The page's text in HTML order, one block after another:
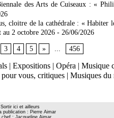
des Arts de Cuiseaux : «
cloitre de la cathédrale : « Habiter
2 octobre 2026 - 26/06/2026
3 4 5 » ... 456
| Expositions | Opéra | Musique
pour vous, critiques | Musiques du
ici et ailleurs
publication : Pierre Aimar